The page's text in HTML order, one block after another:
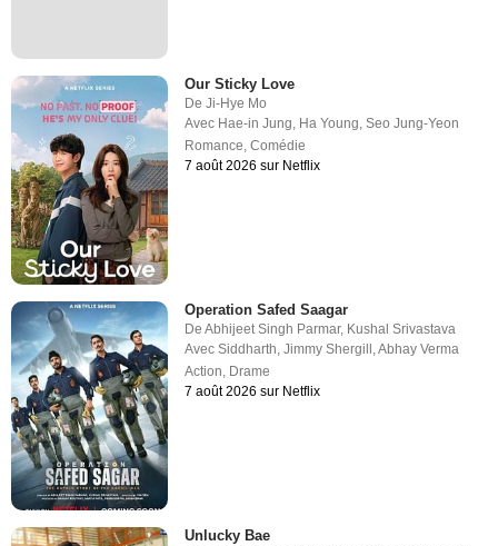
Our Sticky Love
DeJi-Hye Mo
Avec Hae-in Jung Ha Young ,Seo Jung-Yeon
Romance ,Comédie
7 août 2026 sur Netflix
Operation Safed Saagar
DeAbhijeet Singh Parmar, Kushal Srivastava
AvecSiddharth,Jimmy Shergill,Abhay Verma
Action, Drame
7 août 2026 sur Netflix
Unlucky Bae